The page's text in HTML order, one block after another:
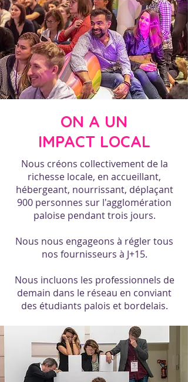
ON A UN
IMPACT LOCAL
Nous créons collectivement de la
richesse locale, en accueillant,
hébergeant, nourrissant, déplaçant
900 personnes sur l'agglomération
paloise pendant trois jours.
Nous nous engageons à régler tous
nos fournisseurs à J+15.
Nous incluons les professionnels de
demain dans le réseau en conviant
des étudiants palois et bordelais.